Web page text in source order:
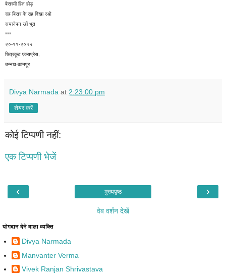
बेसरमी हित होड़
राह बिसर कें राह दिखा रओ
सयानेपन खों भूत
***
२०-११-२०१५
चित्रकूट एक्सप्रेस,
उन्नाव-कानपूर
Divya Narmada at 2:23:00 pm
शेयर करें
कोई टिप्पणी नहीं:
एक टिप्पणी भेजें
‹ ›
मुख्यपृष्ठ
वेब वर्शन देखें
योगदान देने वाला व्यक्ति
Divya Narmada
Manvanter Verma
Vivek Ranjan Shrivastava